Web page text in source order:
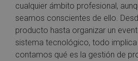
cualquier ámbito profesional,
seamos conscientes de ello.
producto hasta organizar un
sistema tecnológico, todo
contamos qué es la gestión de